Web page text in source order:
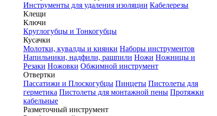
Инструменты для удаления изоляции Кабелерезы
Клещи
Ключи
Круглогубцы и Тонкогубцы
Кусачки
Молотки, кувалды и киянки Наборы инструментов
Напильники, надфили, рашпили Ножи Ножницы и
Резаки Ножовки Обжимной инструмент
Отвертки
Пассатижи и Плоскогубцы Пинцеты Пистолеты для
герметика Пистолеты для монтажной пены Протяжки
кабельные
Разметочный инструмент